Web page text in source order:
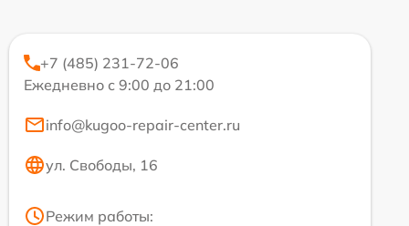
+7 (485) 231-72-06
Ежедневно с 9:00 до 21:00
info@kugoo-repair-center.ru
ул. Свободы, 16
Режим работы: